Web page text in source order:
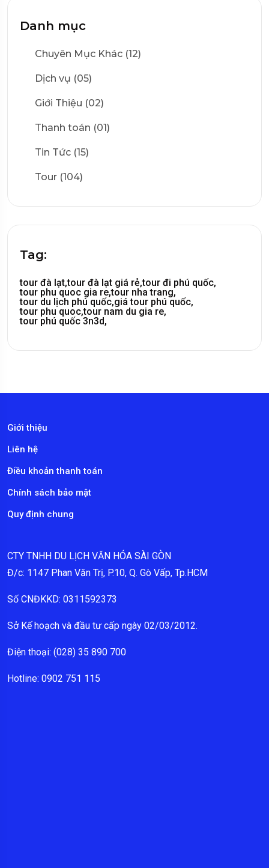
Danh mục
Chuyên Mục Khác (12)
Dịch vụ (05)
Giới Thiệu (02)
Thanh toán (01)
Tin Tức (15)
Tour (104)
Tag:
tour đà lạt,tour đà lạt giá rẻ,tour đi phú quốc,
tour phu quoc gia re,tour nha trang,
tour du lịch phú quốc,giá tour phú quốc,
tour phu quoc,tour nam du gia re,
tour phú quốc 3n3d,
Giới thiệu
Liên hệ
Điều khoản thanh toán
Chính sách bảo mật
Quy định chung
CTY TNHH DU LỊCH VĂN HÓA SÀI GÒN
Đ/c: 1147 Phan Văn Trị, P.10, Q. Gò Vấp, Tp.HCM
Số CNĐKKD: 0311592373
Sở Kế hoạch và đầu tư cấp ngày 02/03/2012.
Điện thoại: (028) 35 890 700
Hotline: 0902 751 115